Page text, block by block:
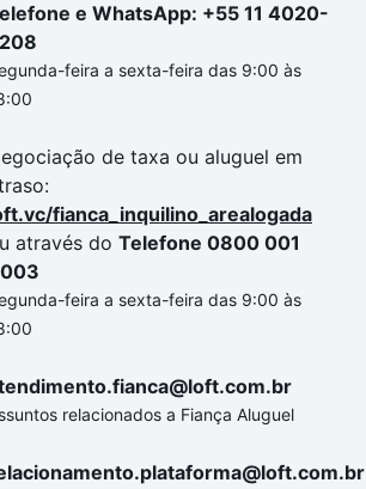
e WhatsApp: +55 11 4020-
feira a sexta-feira das 9:00 às
de taxa ou aluguel em
fianca_inquilino_arealogada
através do Telefone 0800 001
feira a sexta-feira das 9:00 às
relacionados a Fiança Aluguel